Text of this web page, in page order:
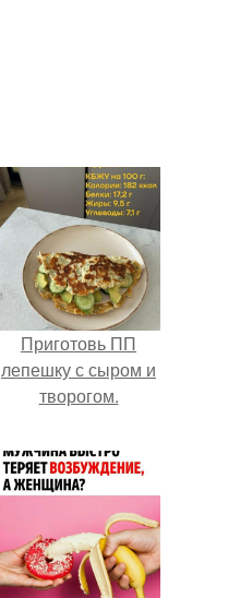
Приготовь ПП
лепешку с сыром и
творогом.